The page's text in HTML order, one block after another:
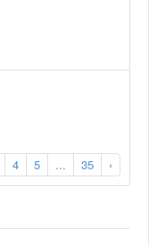
4 5 ... 35 ›